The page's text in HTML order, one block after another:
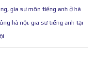
, gia sư môn tiếng anh ở hà
hà nội, gia sư tiếng anh tại